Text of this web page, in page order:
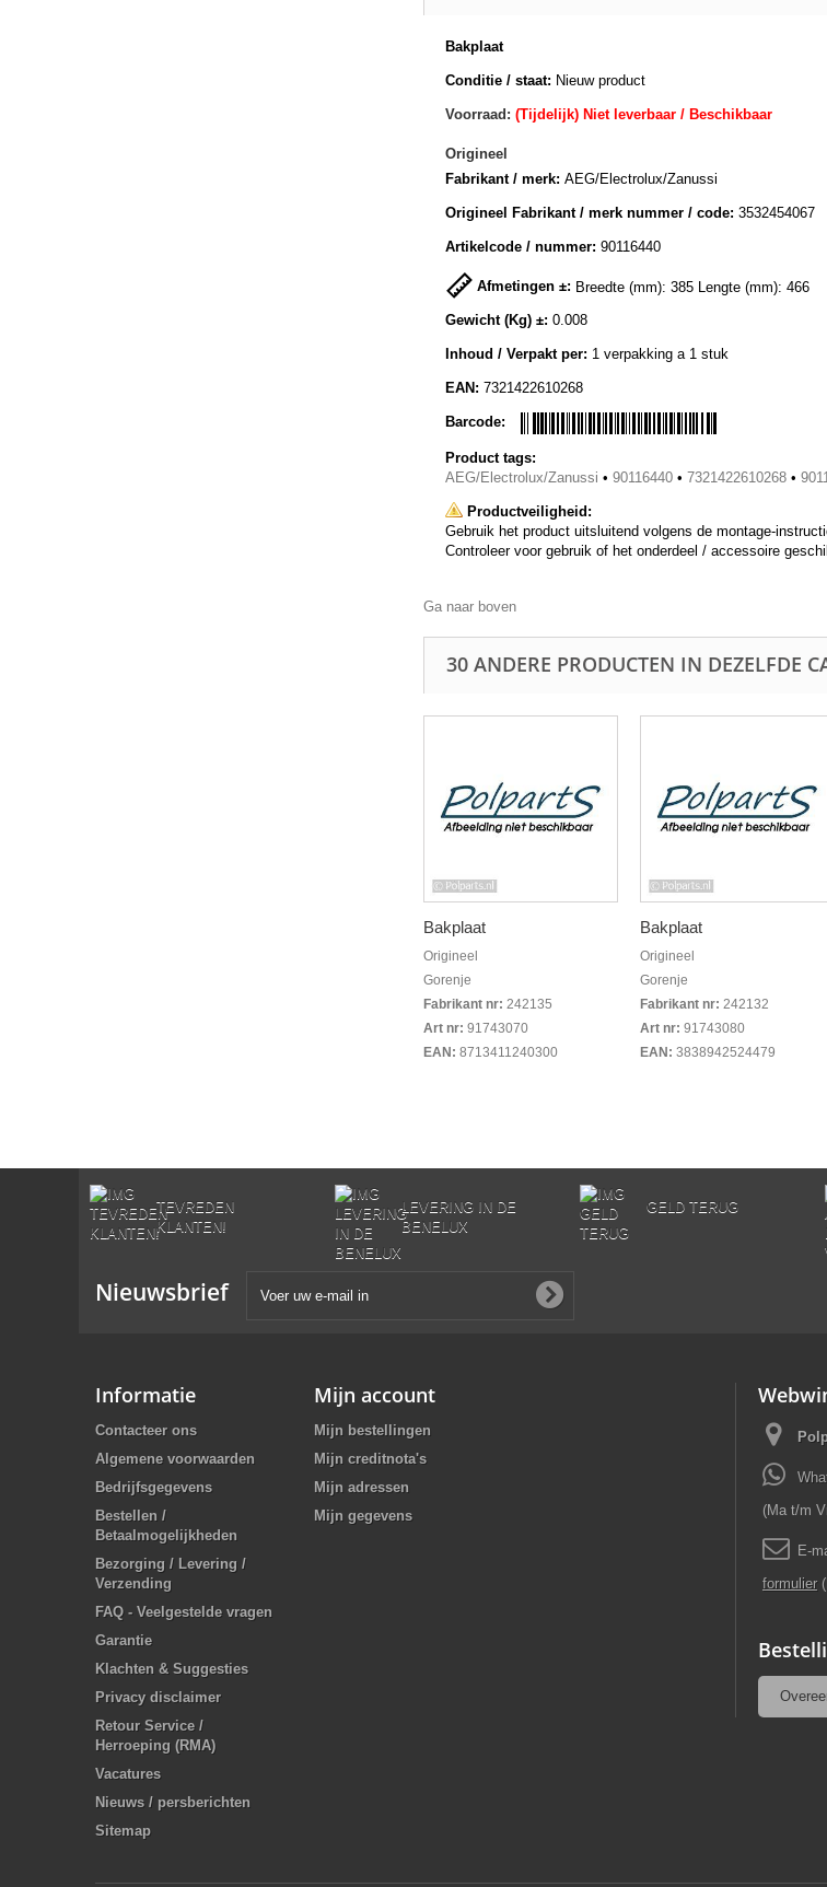
Bakplaat
Conditie / staat: Nieuw product
Voorraad: (Tijdelijk) Niet leverbaar / Beschikbaar
Origineel
Fabrikant / merk: AEG/Electrolux/Zanussi
Origineel Fabrikant / merk nummer / code: 3532454067
Artikelcode / nummer: 90116440
Afmetingen ±: Breedte (mm): 385 Lengte (mm): 466
Gewicht (Kg) ±: 0.008
Inhoud / Verpakt per: 1 verpakking a 1 stuk
EAN: 7321422610268
Barcode:
Product tags:
AEG/Electrolux/Zanussi • 90116440 • 7321422610268 •
Productveiligheid:
Gebruik het product uitsluitend volgens de montage-
Controleer voor gebruik of het onderdeel / accessoire
Ga naar boven
30 ANDERE PRODUCTEN IN DEZELFDE
Bakplaat
Origineel
Gorenje
Fabrikant nr: 242135
Art nr: 91743070
EAN: 8713411240300
Bakplaat
Origineel
Gorenje
Fabrikant nr: 242132
Art nr: 91743080
EAN: 3838942524479
TEVREDEN
KLANTEN!
LEVERING IN DE
BENELUX
GELD TERUG
Nieuwsbrief
Informatie
Contacteer ons
Algemene voorwaarden
Bedrijfsgegevens
Bestellen /
Betaalmogelijkheden
Bezorging / Levering /
Verzending
FAQ - Veelgestelde vragen
Garantie
Klachten & Suggesties
Privacy disclaimer
Retour Service /
Herroeping (RMA)
Vacatures
Nieuws / persberichten
Sitemap
Mijn account
Mijn bestellingen
Mijn creditnota's
Mijn adressen
Mijn gegevens
(Ma t/m
E-
formulier